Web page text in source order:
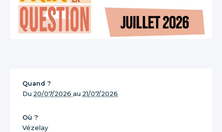
Quand ?
Du 20/07/2026 au 21/07/2026
Où ?
Vézelay